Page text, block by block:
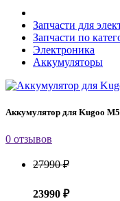
Запчасти для
Запчасти по
Электроника
Аккумуляторы
Аккумулятор для Kugoo
0 отзывов
27990 ₽
23990 ₽